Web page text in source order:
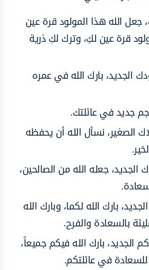
جعل الله هذا المولودقرةعين
قرة عينلكِ،وتركلكِذرية
الجديد،بارك اللهفي عمره
جديدفيعائلتك.
الصغير،نسأل الله أن يحفظه
الجديد،جعله الله من الصالحين،
الجديد،بارك اللهلكما،وبارك الله
بالسعادة والفرح.
الجديد،بارك اللهفيكمجميعاً،
للسعادة في عائلتكم.